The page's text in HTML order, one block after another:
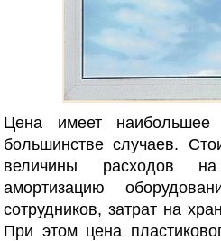
Цена имеет
большинстве случаев.
величины расходов
амортизацию
сотрудников, затрат на
При этом цена